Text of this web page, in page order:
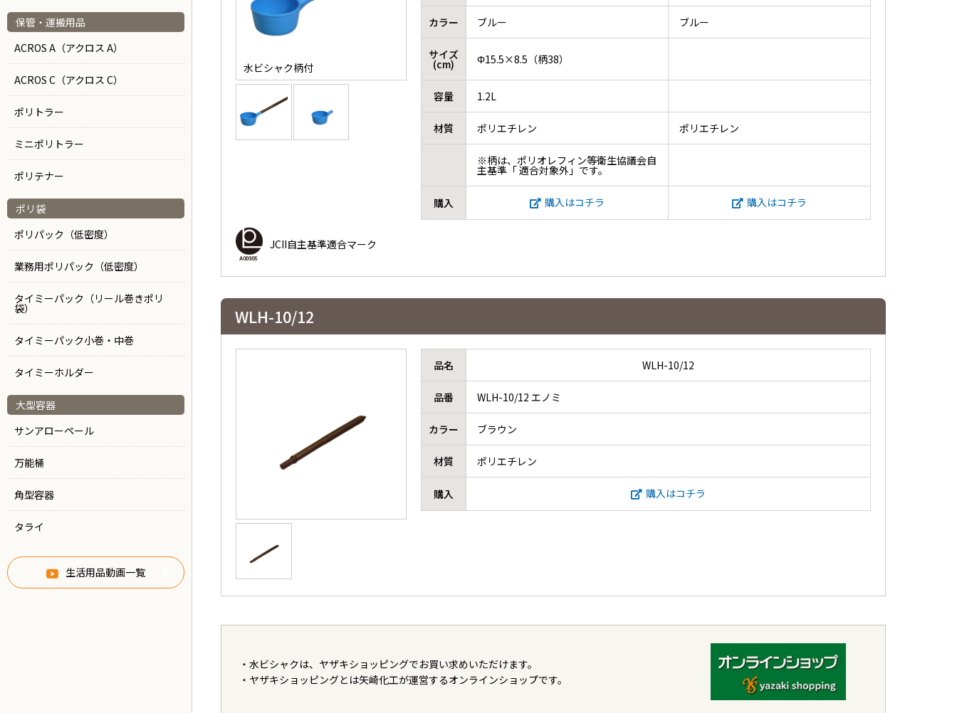
保管・運搬用品
ACROS A（アクロス A）
ACROS C（アクロス C）
ポリトラー
ミニポリトラー
ポリテナー
ポリ袋
ポリパック（低密度）
業務用ポリパック（低密度）
タイミーパック（リール巻きポリ
袋）
タイミーパック小巻・中巻
タイミーホルダー
大型容器
サンアローペール
万能桶
角型容器
タライ
生活用品動画一覧
水ビシャク柄付
カラー ブルー ブルー
サイズ
(cm) Φ15.5×8.5（柄38）
容量 1.2L
材質 ポリエチレン ポリエチレン
※柄は、ポリオレフィン等衛生協議会自
主基準「 適合対象外」です。
購入 購入はコチラ 購入はコチラ
JCII自主基準適合マーク
WLH-10/12
品名 WLH-10/12
品番 WLH-10/12 エノミ
カラー ブラウン
材質 ポリエチレン
購入 購入はコチラ
・水ビシャクは、ヤザキショッピングでお買い求めいただけます。
・ヤザキショッピングとは矢崎化工が運営するオンラインショップです。